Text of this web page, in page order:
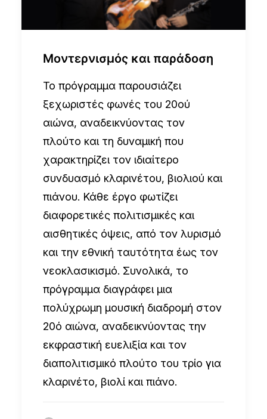
Μοντερνισμός και παράδοση
Το πρόγραμμα παρουσιάζει
ξεχωριστές φωνές του 20ού
αιώνα, αναδεικνύοντας τον
πλούτο και τη δυναμική που
χαρακτηρίζει τον ιδιαίτερο
συνδυασμό κλαρινέτου, βιολιού και
πιάνου. Κάθε έργο φωτίζει
διαφορετικές πολιτισμικές και
αισθητικές όψεις, από τον λυρισμό
και την εθνική ταυτότητα έως τον
νεοκλασικισμό. Συνολικά, το
πρόγραμμα διαγράφει μια
πολύχρωμη μουσική διαδρομή στον
20ό αιώνα, αναδεικνύοντας την
εκφραστική ευελιξία και τον
διαπολιτισμικό πλούτο του τρίο για
κλαρινέτο, βιολί και πιάνο.